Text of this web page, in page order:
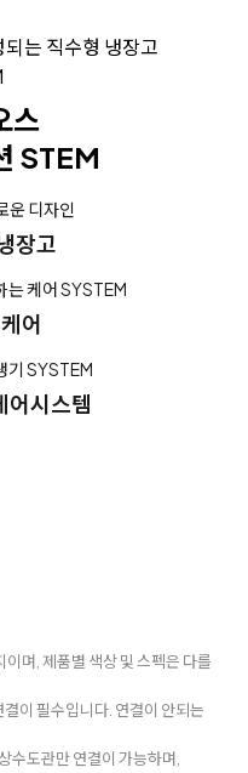
는 직수형 냉장고
스
STEM
운 디자인
장고
는 케어 SYSTEM
어
기 SYSTEM
어시스템
며, 제품별 색상 및 스펙은 다를
이 필수입니다. 연결이 안되는
수도관만 연결이 가능하며,